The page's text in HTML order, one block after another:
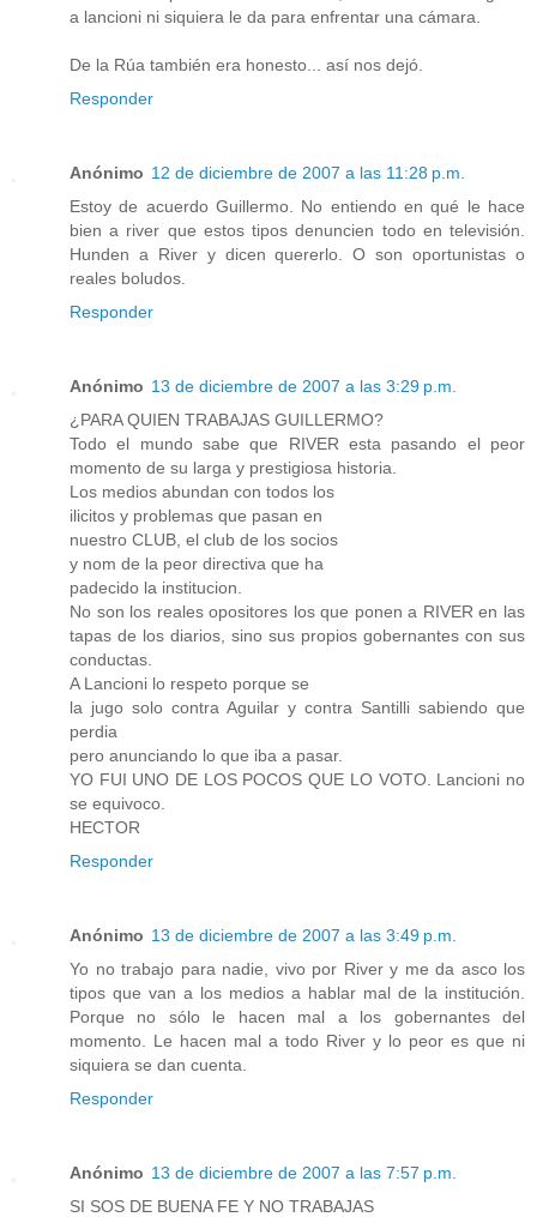
a lancioni ni siquiera le da para enfrentar una cámara.
De la Rúa también era honesto... así nos dejó.
Responder
Anónimo 12 de diciembre de 2007 a las 11:28 p.m.
Estoy de acuerdo Guillermo. No entiendo en qué le hace
bien a river que estos tipos denuncien todo en televisión.
Hunden a River y dicen quererlo. O son oportunistas o
reales boludos.
Responder
Anónimo 13 de diciembre de 2007 a las 3:29 p.m.
¿PARA QUIEN TRABAJAS GUILLERMO?
Todo el mundo sabe que RIVER esta pasando el peor
momento de su larga y prestigiosa historia.
Los medios abundan con todos los
ilicitos y problemas que pasan en
nuestro CLUB, el club de los socios
y nom de la peor directiva que ha
padecido la institucion.
No son los reales opositores los que ponen a RIVER en las
tapas de los diarios, sino sus propios gobernantes con sus
conductas.
A Lancioni lo respeto porque se
la jugo solo contra Aguilar y contra Santilli sabiendo que
perdia
pero anunciando lo que iba a pasar.
YO FUI UNO DE LOS POCOS QUE LO VOTO. Lancioni no
se equivoco.
HECTOR
Responder
Anónimo 13 de diciembre de 2007 a las 3:49 p.m.
Yo no trabajo para nadie, vivo por River y me da asco los
tipos que van a los medios a hablar mal de la institución.
Porque no sólo le hacen mal a los gobernantes del
momento. Le hacen mal a todo River y lo peor es que ni
siquiera se dan cuenta.
Responder
Anónimo 13 de diciembre de 2007 a las 7:57 p.m.
SI SOS DE BUENA FE Y NO TRABAJAS